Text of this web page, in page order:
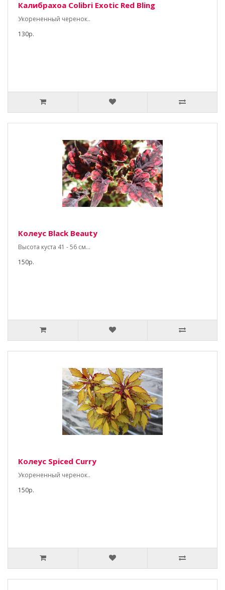
Калибрахоа Colibri Exotic Red Bling
Укорененный черенок..
130р.
Колеус Black Beauty
Высота куста 41 - 56 см...
150р.
Колеус Spiced Curry
Укорененный черенок..
150р.